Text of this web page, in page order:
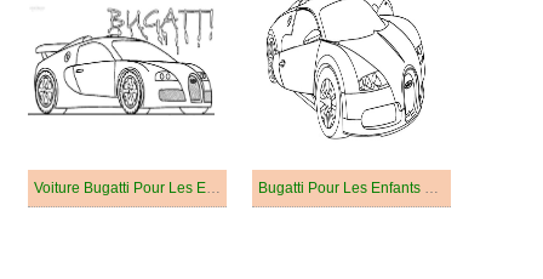
Voiture Bugatti Pour Les Enfants Bugatti Pour Les Enfants De 3 An